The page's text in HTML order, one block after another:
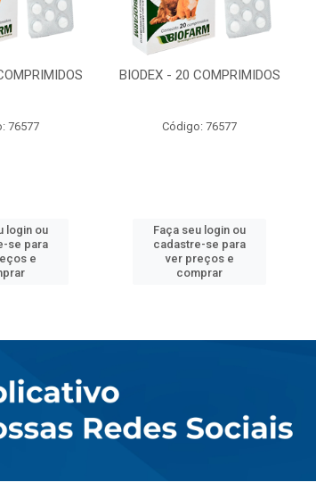
76577
login ou
se para
e
BIODEX - 20 COMPRIMIDOS
Código: 76577
Faça seu login ou
cadastre-se para
ver preços e
comprar